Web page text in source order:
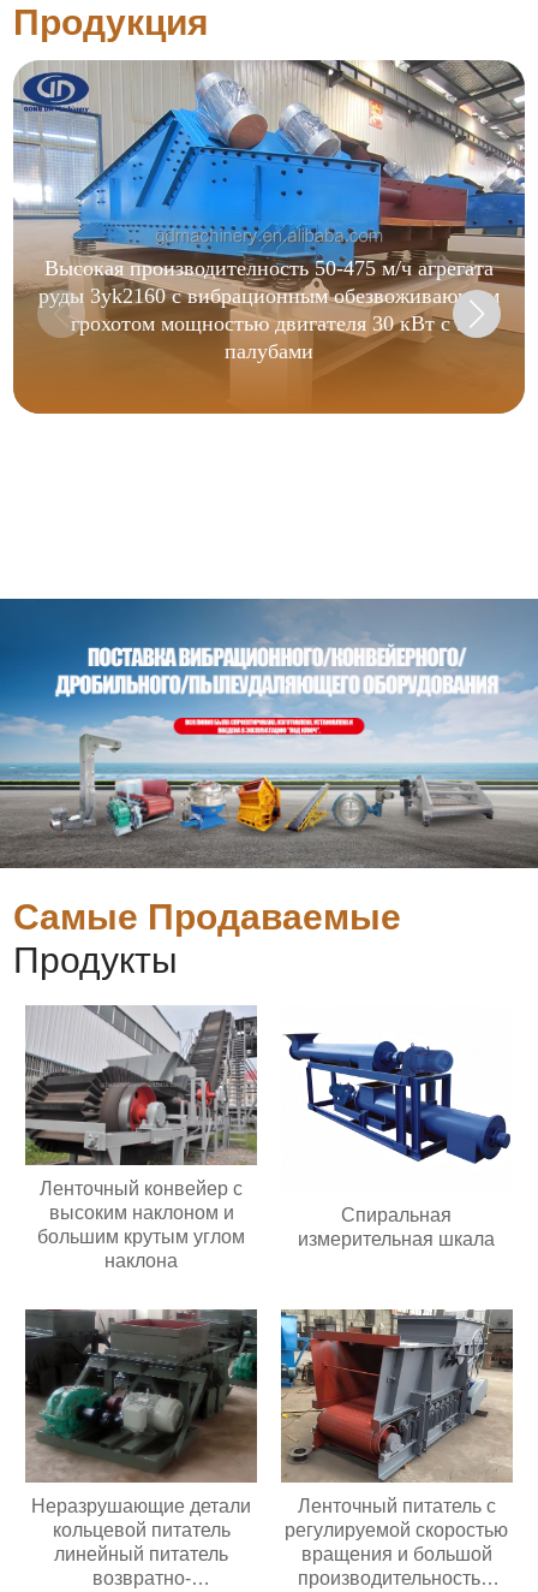
Продукция
Высокая производителность 50-475 м/ч агрегата
руды 3yk2160 с вибрационным обезвоживающим
грохотом мощностью двигателя 30 кВт с 3
палубами
Самые Продаваемые
Продукты
Ленточный конвейер с
высоким наклоном и
большим крутым углом
наклона
Спиральная
измерительная шкала
Неразрушающие детали
кольцевой питатель
линейный питатель
возвратно-
Ленточный питатель с
регулируемой скоростью
вращения и большой
производительностью